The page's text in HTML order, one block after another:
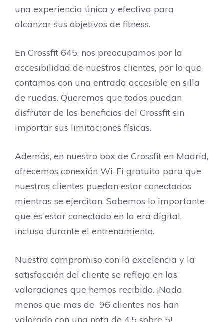
una experiencia única y efectiva para
alcanzar sus objetivos de fitness.
En Crossfit 645, nos preocupamos por la
accesibilidad de nuestros clientes, por lo que
contamos con una entrada accesible en silla
de ruedas. Queremos que todos puedan
disfrutar de los beneficios del Crossfit sin
importar sus limitaciones físicas.
Además, en nuestro box de Crossfit en Madrid,
ofrecemos conexión Wi-Fi gratuita para que
nuestros clientes puedan estar conectados
mientras se ejercitan. Sabemos lo importante
que es estar conectado en la era digital,
incluso durante el entrenamiento.
Nuestro compromiso con la excelencia y la
satisfacción del cliente se refleja en las
valoraciones que hemos recibido. ¡Nada
menos que mas de 96 clientes nos han